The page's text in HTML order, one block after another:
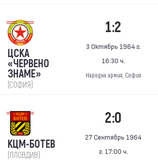
ЦСКА
«ЧЕРВЕНО
ЗНАМЕ»
(СОФИЯ)
1:2
3 Октябрь 1964 г.
16:30 ч.
Народна армия, София
КЦМ-БОТЕВ
(ПЛОВДИВ)
2:0
27 Сентябрь 1964
г. 17:00 ч.